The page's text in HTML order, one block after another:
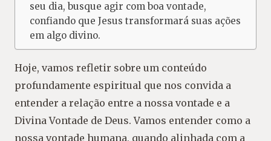
seu dia, busque agir com boa vontade,
confiando que Jesus transformará suas ações
em algo divino.
Hoje, vamos refletir sobre um conteúdo
profundamente espiritual que nos convida a
entender a relação entre a nossa vontade e a
Divina Vontade de Deus. Vamos entender como a
nossa vontade humana, quando alinhada com a